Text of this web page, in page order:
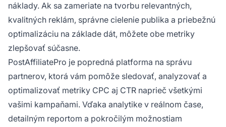
náklady. Ak sa zameriate na tvorbu relevantných,
kvalitných reklám, správne cielenie publika a priebežnú
optimalizáciu na základe dát, môžete obe metriky
zlepšovať súčasne.
PostAffiliatePro je popredná platforma na správu
partnerov, ktorá vám pomôže sledovať, analyzovať a
optimalizovať metriky CPC aj CTR naprieč všetkými
vašimi kampaňami. Vďaka analytike v reálnom čase,
detailným reportom a pokročilým možnostiam